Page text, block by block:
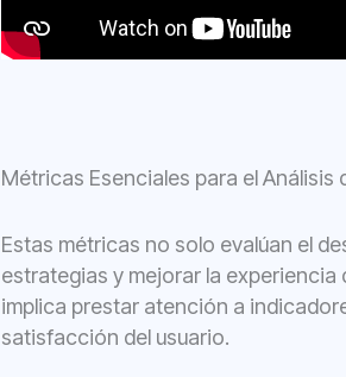
Métricas Esenciales para el Análisis
Estas métricas no solo evalúan el
estrategias y mejorar la
implica prestar atención a
satisfacción del usuario.